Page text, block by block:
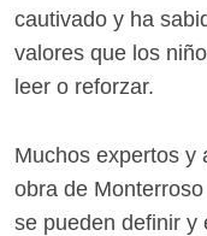
cautivado y ha
valores que los
leer o reforzar.
Muchos expertos y
obra de
se pueden definir y